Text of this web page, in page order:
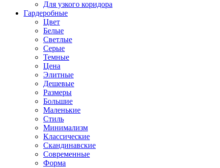
Для узкого коридора
Гардеробные
Цвет
Белые
Светлые
Серые
Темные
Цена
Элитные
Дешевые
Размеры
Большие
Маленькие
Стиль
Минимализм
Классические
Скандинавские
Современные
Форма